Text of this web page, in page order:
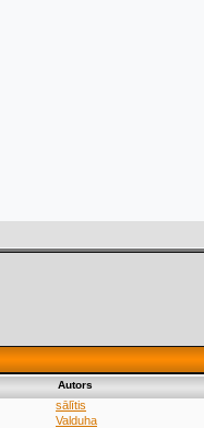
Аutors
sālītis
Valduha